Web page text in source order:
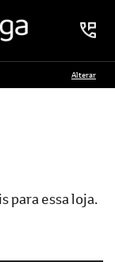
Alterar
para essa loja.